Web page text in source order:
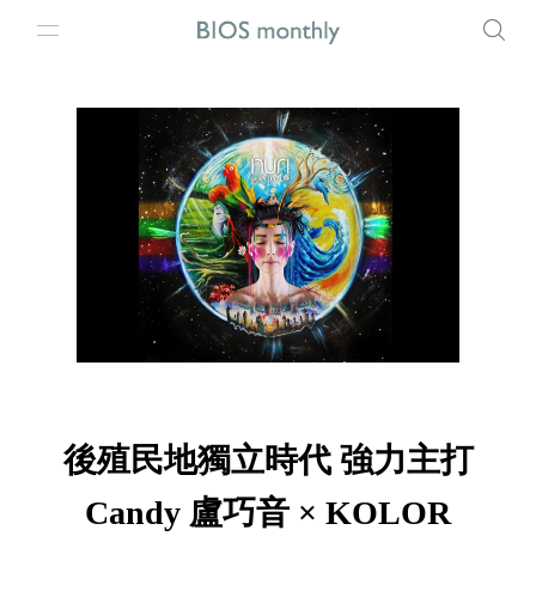
後殖民地獨立時代 強力主打
Candy 盧巧音 × KOLOR